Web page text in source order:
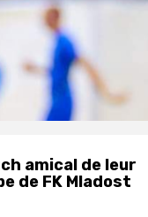
amical de leur
de FK Mladost